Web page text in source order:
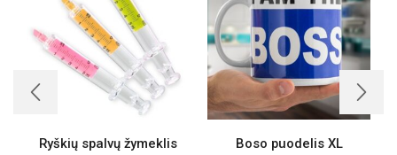
Ryškių spalvų žymeklis
Boso puodelis XL